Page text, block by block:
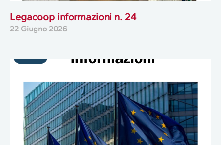
Legacoop informazioni n. 24
22 Giugno 2026